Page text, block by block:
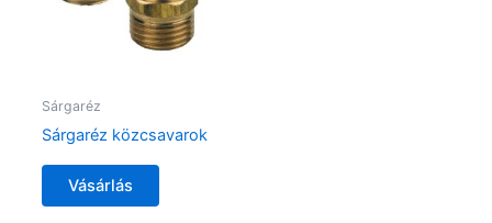
Sárgaréz
Sárgaréz közcsavarok
Vásárlás